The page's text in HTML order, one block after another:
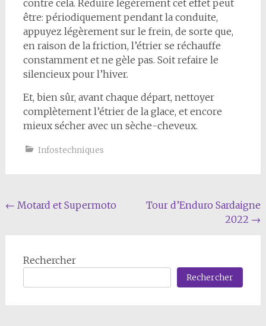
contre cela. Réduire légèrement cet effet peut
être: périodiquement pendant la conduite,
appuyez légèrement sur le frein, de sorte que,
en raison de la friction, l’étrier se réchauffe
constamment et ne gèle pas. Soit refaire le
silencieux pour l’hiver.
Et, bien sûr, avant chaque départ, nettoyer
complètement l’étrier de la glace, et encore
mieux sécher avec un sèche-cheveux.
Infostechniques
Navigation
← Motard et Supermoto
Tour d’Enduro Sardaigne
2022 →
Rechercher
Rechercher